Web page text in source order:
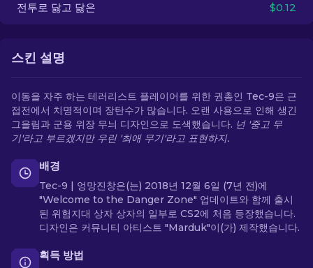
전투로 닳고 닳은 $0.12
스킨 설명
이동을 자주 하는 테러리스트 플레이어를 위한 권총인 Tec-9은 근
접전에서 치명적이며 장탄수가 많습니다. 오랜 사용으로 인해 생긴
그을림과 군용 위장 무늬 디자인으로 도색했습니다. 넌 '중고 무
기'라고 부르겠지만 우린 '최애 무기'라고 표현하지.
배경
Tec-9 | 엉망진창은(는) 2018년 12월 6일 (7년 전)에
"Welcome to the Danger Zone" 업데이트와 함께 출시
된 위험지대 상자 상자의 일부로 CS2에 처음 등장했습니다.
디자인은 커뮤니티 아티스트 "Marduk"이(가) 제작했습니다.
획득 방법